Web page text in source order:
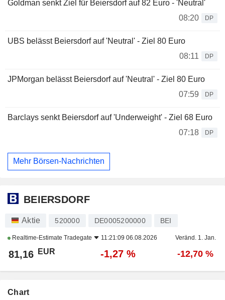
Goldman senkt Ziel für Beiersdorf auf 82 Euro - 'Neutral'
08:20
DP
UBS belässt Beiersdorf auf 'Neutral' - Ziel 80 Euro
08:11
DP
JPMorgan belässt Beiersdorf auf 'Neutral' - Ziel 80 Euro
07:59
DP
Barclays senkt Beiersdorf auf 'Underweight' - Ziel 68 Euro
07:18
DP
Mehr Börsen-Nachrichten
BEIERSDORF
Aktie 520000 DE0005200000 BEI
Realtime-Estimate Tradegate 11:21:09 06.08.2026 Veränd. 1. Jan.
81,16 EUR -1,27 % -12,70 %
Chart